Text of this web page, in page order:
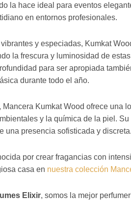
la hace ideal para eventos
en entornos profesionales.
y especiadas, Kumkat
la frescura y luminosidad de
para ser apropiada
durante todo el año.
Mancera Kumkat Wood ofrece una
y la química de la piel.
una presencia sofisticada y discreta.
por crear fragancias con
casa en nuestra colección
Elixir, somos la mejor